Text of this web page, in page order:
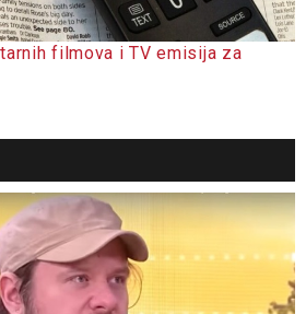
filmova i TV emisija za